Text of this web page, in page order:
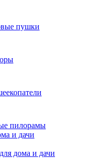
пушки
пилорамы
и дачи
дома и дачи